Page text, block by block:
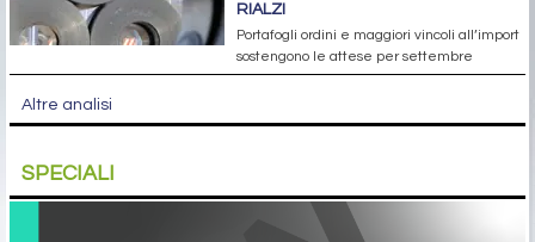
RIALZI
Portafogli ordini e maggiori vincoli all’import
sostengono le attese per settembre
Altre analisi
SPECIALI